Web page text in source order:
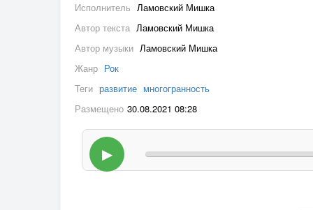
Исполнитель Ламовский Мишка
Автор текста Ламовский Мишка
Автор музыки Ламовский Мишка
Жанр Рок
Теги развитие многогранность
Размещено 30.08.2021 08:28
▶